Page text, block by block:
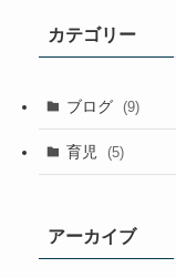
カテゴリー
ブログ (9)
育児 (5)
アーカイブ